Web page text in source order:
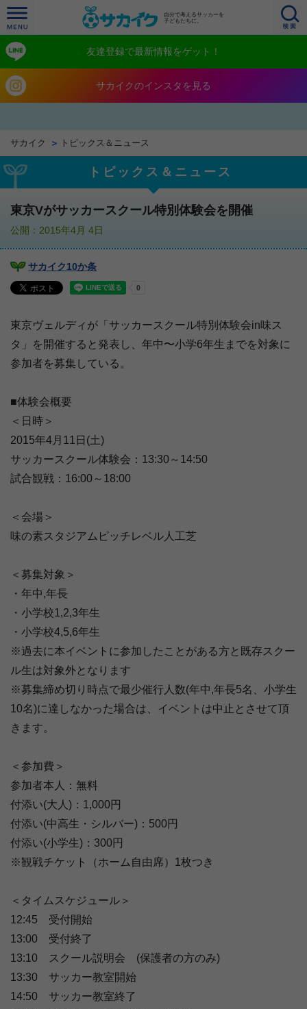
自分で考えるサッカーを
子どもたちに。
友達登録で最新情報をゲット！
サカイクのインスタを見る
サカイク トピックス＆ニュース
トピックス＆ニュース
東京Vがサッカースクール特別体験会を開催
公開：2015年4月 4日
サカイク10か条
東京ヴェルディが「サッカースクール特別体験会in味ス
タ」を開催すると発表し、年中〜小学6年生までを対象に
参加者を募集している。
■体験会概要
＜日時＞
2015年4月11日(土)
サッカースクール体験会：13:30～14:50
試合観戦：16:00～18:00
＜会場＞
味の素スタジアムピッチレベル人工芝
＜募集対象＞
・年中,年長
・小学校1,2,3年生
・小学校4,5,6年生
※過去に本イベントに参加したことがある方と既存スクー
ル生は対象外となります
※募集締め切り時点で最少催行人数(年中,年長5名、小学生
10名)に達しなかった場合は、イベントは中止とさせて頂
きます。
＜参加費＞
参加者本人：無料
付添い(大人)：1,000円
付添い(中高生・シルバー)：500円
付添い(小学生)：300円
※観戦チケット（ホーム自由席）1枚つき
＜タイムスケジュール＞
12:45 受付開始
13:00 受付終了
13:10 スクール説明会 (保護者の方のみ)
13:30 サッカー教室開始
14:50 サッカー教室終了